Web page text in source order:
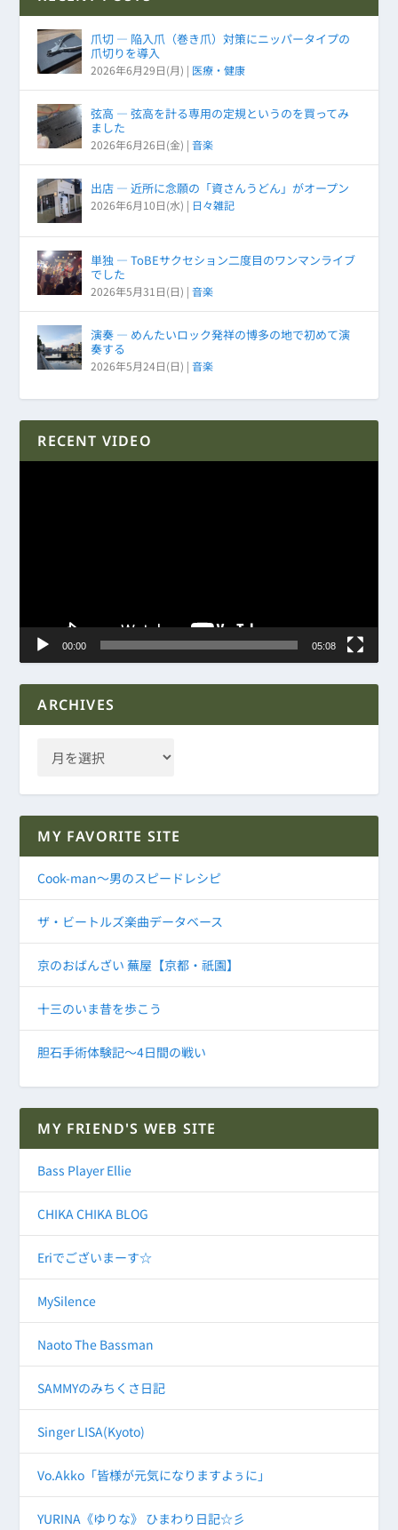
爪切 ― 陥入爪（巻き爪）対策にニッパータイプの
爪切りを導入
2026年6月29日(月) | 医療・健康
弦高 ― 弦高を計る専用の定規というのを買ってみ
ました
2026年6月26日(金) |音楽
出店 ― 近所に念願の「資さんうどん」がオープン
2026年6月10日(水) | 日々雑記
単独 ― ToBEサクセション二度目のワンマンライブ
でした
2026年5月31日(日) |音楽
演奏 ― めんたいロック発祥の博多の地で初めて演
奏する
2026年5月24日(日) |音楽
RECENT VIDEO
00:00 05:08
ARCHIVES
MY FAVORITE SITE
Cook-man～男のスピードレシピ
ザ・ビートルズ楽曲データベース
京のおばんざい 蕪屋【京都・祇園】
十三のいま昔を歩こう
胆石手術体験記～4日間の戦い
MY FRIEND'S WEB SITE
Bass Player Ellie
CHIKA CHIKA BLOG
Eriでございまーす☆
MySilence
Naoto The Bassman
SAMMYのみちくさ日記
Singer LISA(Kyoto)
Vo.Akko「皆様が元気になりますよぅに」
YURINA《ゆりな》 ひまわり日記☆彡